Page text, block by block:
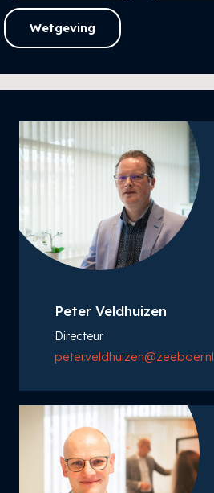
Wetgeving
Peter Veldhuizen
Directeur
peter.veldhuizen@zeeboer.nl